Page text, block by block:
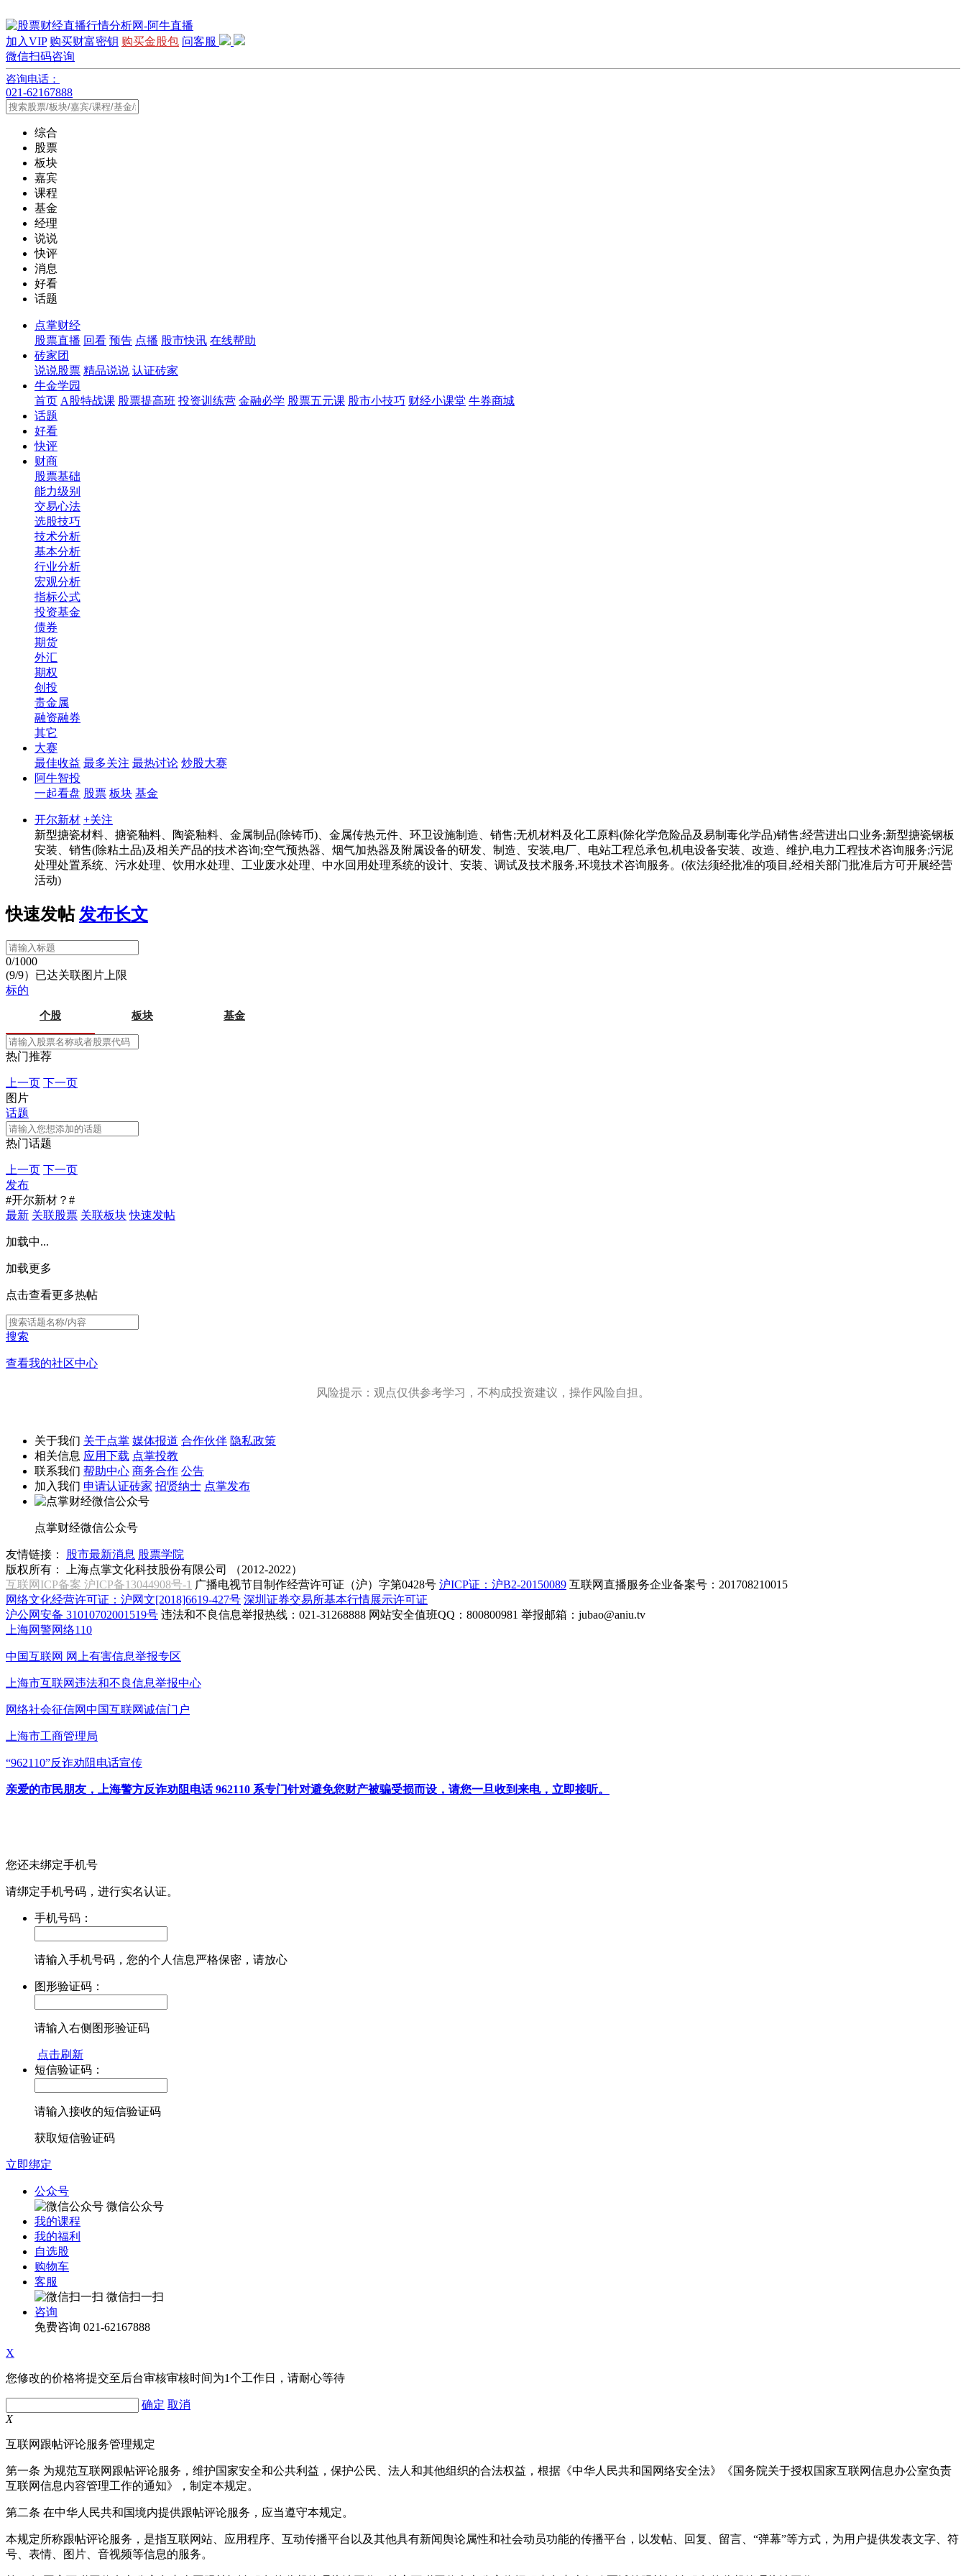
加入VIP 购买财富密钥 购买金股包 问客服
微信扫码咨询
咨询电话：
021-62167888
综合
股票
板块
嘉宾
课程
基金
经理
说说
快评
消息
好看
话题
点掌财经
股票直播 回看 预告 点播 股市快讯 在线帮助
砖家团
说说股票 精品说说 认证砖家
牛金学园
首页 A股特战课 股票提高班 投资训练营 金融必学 股票五元课 股市小技巧 财经小课堂 牛券商城
话题
好看
快评
财商
股票基础
能力级别
交易心法
选股技巧
技术分析
基本分析
行业分析
宏观分析
指标公式
投资基金
债券
期货
外汇
期权
创投
贵金属
融资融券
其它
大赛
最佳收益 最多关注 最热讨论 炒股大赛
阿牛智投
一起看盘 股票 板块 基金
开尔新材 +关注
新型搪瓷材料、搪瓷釉料、陶瓷釉料、金属制品(除铸币)、金属传热元件、环卫设施制造、销售;无机材料及化工原料(除化学危险品及易制毒化学品)销售;经营进出口业务;新型搪瓷钢板
安装、销售(除粘土品)及相关产品的技术咨询;空气预热器、烟气加热器及附属设备的研发、制造、安装,电厂、电站工程总承包,机电设备安装、改造、维护,电力工程技术咨询服务;污泥
处理处置系统、污水处理、饮用水处理、工业废水处理、中水回用处理系统的设计、安装、调试及技术服务,环境技术咨询服务。(依法须经批准的项目,经相关部门批准后方可开展经营
活动)
快速发帖 发布长文
0/1000
(9/9）已达关联图片上限
标的
个股 板块 基金
热门推荐
上一页 下一页
图片
话题
热门话题
上一页 下一页
发布
#开尔新材？#
最新 关联股票 关联板块 快速发帖
加载中...
加载更多
点击查看更多热帖
搜索
查看我的社区中心
风险提示：观点仅供参考学习，不构成投资建议，操作风险自担。
关于我们 关于点掌 媒体报道 合作伙伴 隐私政策
相关信息 应用下载 点掌投教
联系我们 帮助中心 商务合作 公告
加入我们 申请认证砖家 招贤纳士 点掌发布
点掌财经微信公众号
友情链接： 股市最新消息 股票学院
版权所有：
上海点掌文化科技股份有限公司 （2012-2022）
互联网ICP备案 沪ICP备13044908号-1 广播电视节目制作经营许可证（沪）字第0428号 沪ICP证：沪B2-20150089 互联网直播服务企业备案号：201708210015
网络文化经营许可证：沪网文[2018]6619-427号 深圳证券交易所基本行情展示许可证
沪公网安备 31010702001519号 违法和不良信息举报热线：021-31268888 网站安全值班QQ：800800981 举报邮箱： jubao@aniu.tv
上海网警网络110
中国互联网 网上有害信息举报专区
上海市互联网违法和不良信息举报中心
网络社会征信网中国互联网诚信门户
上海市工商管理局
“962110”反诈劝阻电话宣传
亲爱的市民朋友，上海警方反诈劝阻电话 962110 系专门针对避免您财产被骗受损而设，请您一旦收到来电，立即接听。
您还未绑定手机号
请绑定手机号码，进行实名认证。
手机号码：
请输入手机号码，您的个人信息严格保密，请放心
图形验证码：
请输入右侧图形验证码
点击刷新
短信验证码：
请输入接收的短信验证码
获取短信验证码
立即绑定
公众号
微信公众号
我的课程
我的福利
自选股
购物车
客服
微信扫一扫
咨询
免费咨询 021-62167888
X
您修改的价格将提交至后台审核审核时间为1个工作日，请耐心等待
确定 取消
X
互联网跟帖评论服务管理规定
第一条 为规范互联网跟帖评论服务，维护国家安全和公共利益，保护公民、法人和其他组织的合法权益，根据《中华人民共和国网络安全法》《国务院关于授权国家互联网信息办公室负责
互联网信息内容管理工作的通知》，制定本规定。
第二条 在中华人民共和国境内提供跟帖评论服务，应当遵守本规定。
本规定所称跟帖评论服务，是指互联网站、应用程序、互动传播平台以及其他具有新闻舆论属性和社会动员功能的传播平台，以发帖、回复、留言、“弹幕”等方式，为用户提供发表文字、符
号、表情、图片、音视频等信息的服务。